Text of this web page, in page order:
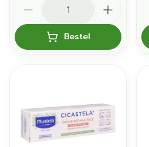
Bestel